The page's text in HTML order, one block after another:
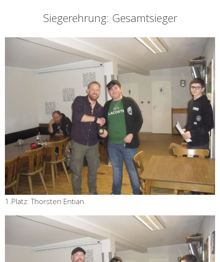
Siegerehrung: Gesamtsieger
1.Platz: Thorsten Entian